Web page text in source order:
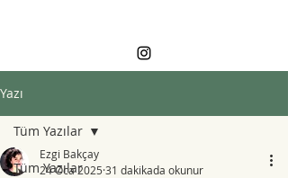
Yazı
Tüm Yazılar
Tüm Yazılar
Ezgi Bakçay
24 Oca 2025 31 dakikada okunur